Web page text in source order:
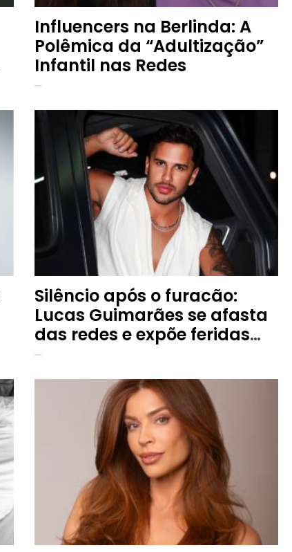
Influencers na Berlinda: A
Polêmica da “Adultização”
Infantil nas Redes
Silêncio após o furacão:
Lucas Guimarães se afasta
das redes e expõe feridas
emocionais pós-término